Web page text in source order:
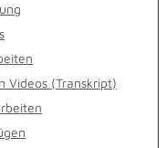
Videos (Transkript)